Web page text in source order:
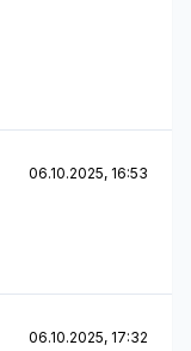
06.10.2025, 16:53
06.10.2025, 17:32